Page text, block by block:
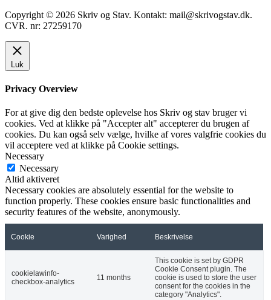
Copyright © 2026 Skriv og Stav. Kontakt: mail@skrivogstav.dk.
CVR. nr: 27259170
Luk
Privacy Overview
For at give dig den bedste oplevelse hos Skriv og stav bruger vi
cookies. Ved at klikke på "Accepter alt" accepterer du brugen af
cookies. Du kan også selv vælge, hvilke af vores valgfrie cookies du
vil acceptere ved at klikke på Cookie settings.
Necessary
Necessary
Altid aktiveret
Necessary cookies are absolutely essential for the website to
function properly. These cookies ensure basic functionalities and
security features of the website, anonymously.
Cookie Varighed Beskrivelse
cookielawinfo-
checkbox-analytics
11 months
This cookie is set by GDPR
Cookie Consent plugin. The
cookie is used to store the user
consent for the cookies in the
category "Analytics".